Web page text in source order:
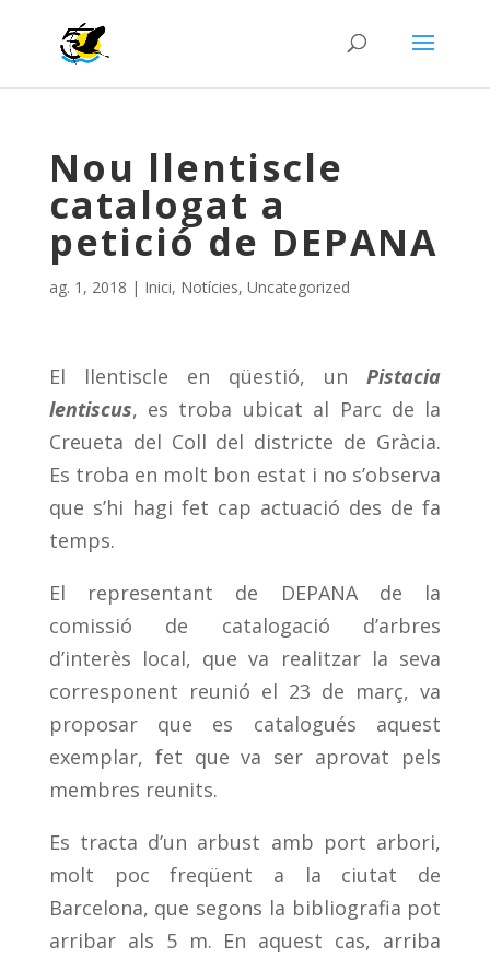
Nou llentiscle
catalogat a
petició de DEPANA
ag. 1, 2018 | Inici, Notícies, Uncategorized
El llentiscle en qüestió, unPistacia
lentiscus, es troba ubicat al Parc de la
Creueta del Coll del districte de Gràcia.
Es troba en molt bon estat i no s’observa
que s’hi hagi fet cap actuació des de fa
temps.
El representant de DEPANA de la
comissió de catalogació d’arbres
d’interès local, que va realitzar la seva
corresponent reunió el 23 de març, va
proposar que es catalogués aquest
exemplar, fet que va ser aprovat pels
membres reunits.
Es tracta d’un arbust amb port arbori,
molt poc freqüent a la ciutat de
Barcelona, que segons la bibliografia pot
arribar als 5 m. En aquest cas, arriba